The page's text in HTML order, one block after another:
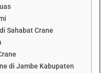
Sahabat Crane
di Jambe Kabupaten